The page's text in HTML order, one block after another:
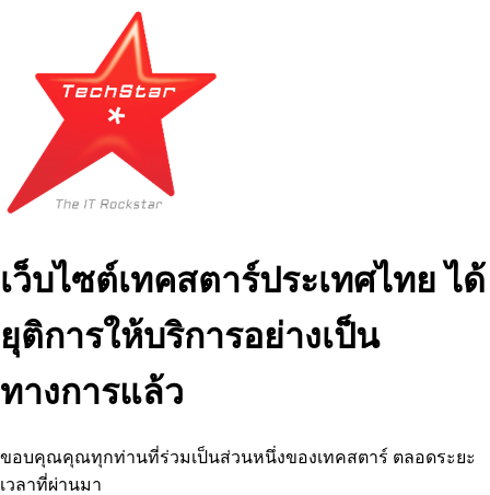
เว็บไซต์เทคสตาร์ประเทศไทย ได้
ยุติการให้บริการอย่างเป็น
ทางการแล้ว
ขอบคุณคุณทุกท่านที่ร่วมเป็นส่วนหนึ่งของเทคสตาร์ ตลอดระยะ
เวลาที่ผ่านมา